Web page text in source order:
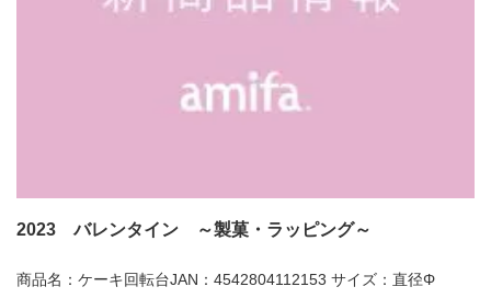
2023 バレンタイン ～製菓・ラッピング～
商品名：ケーキ回転台JAN：4542804112153 サイズ：直径Φ